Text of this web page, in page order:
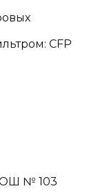
CFP
№ 103